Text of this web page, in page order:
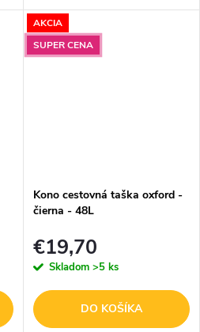
veľká cestovná taška v
elegantnom čiernom prevedení
s kontrastnými detailmi, do
ktorej zbalíte...
AKCIA
SUPER CENA
Kono cestovná taška oxford -
čierna - 48L
€19,70
Skladom >5 ks
DO KOŠÍKA